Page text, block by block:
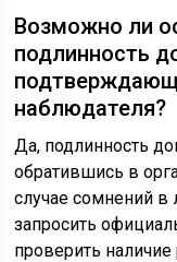
Возможно ли
подлинность
наблюдателя?
Да, подлинность
обратившись в
случае сомнений
запросить
проверить